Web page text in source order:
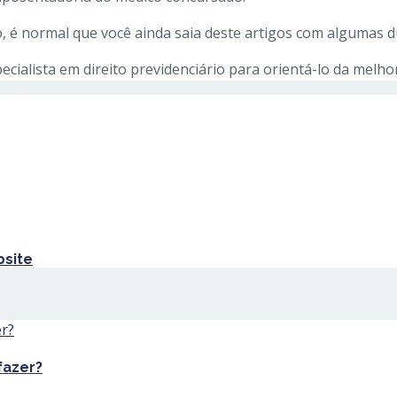
normal que você ainda saia deste artigos com algumas
em direito previdenciário para orientá-lo da